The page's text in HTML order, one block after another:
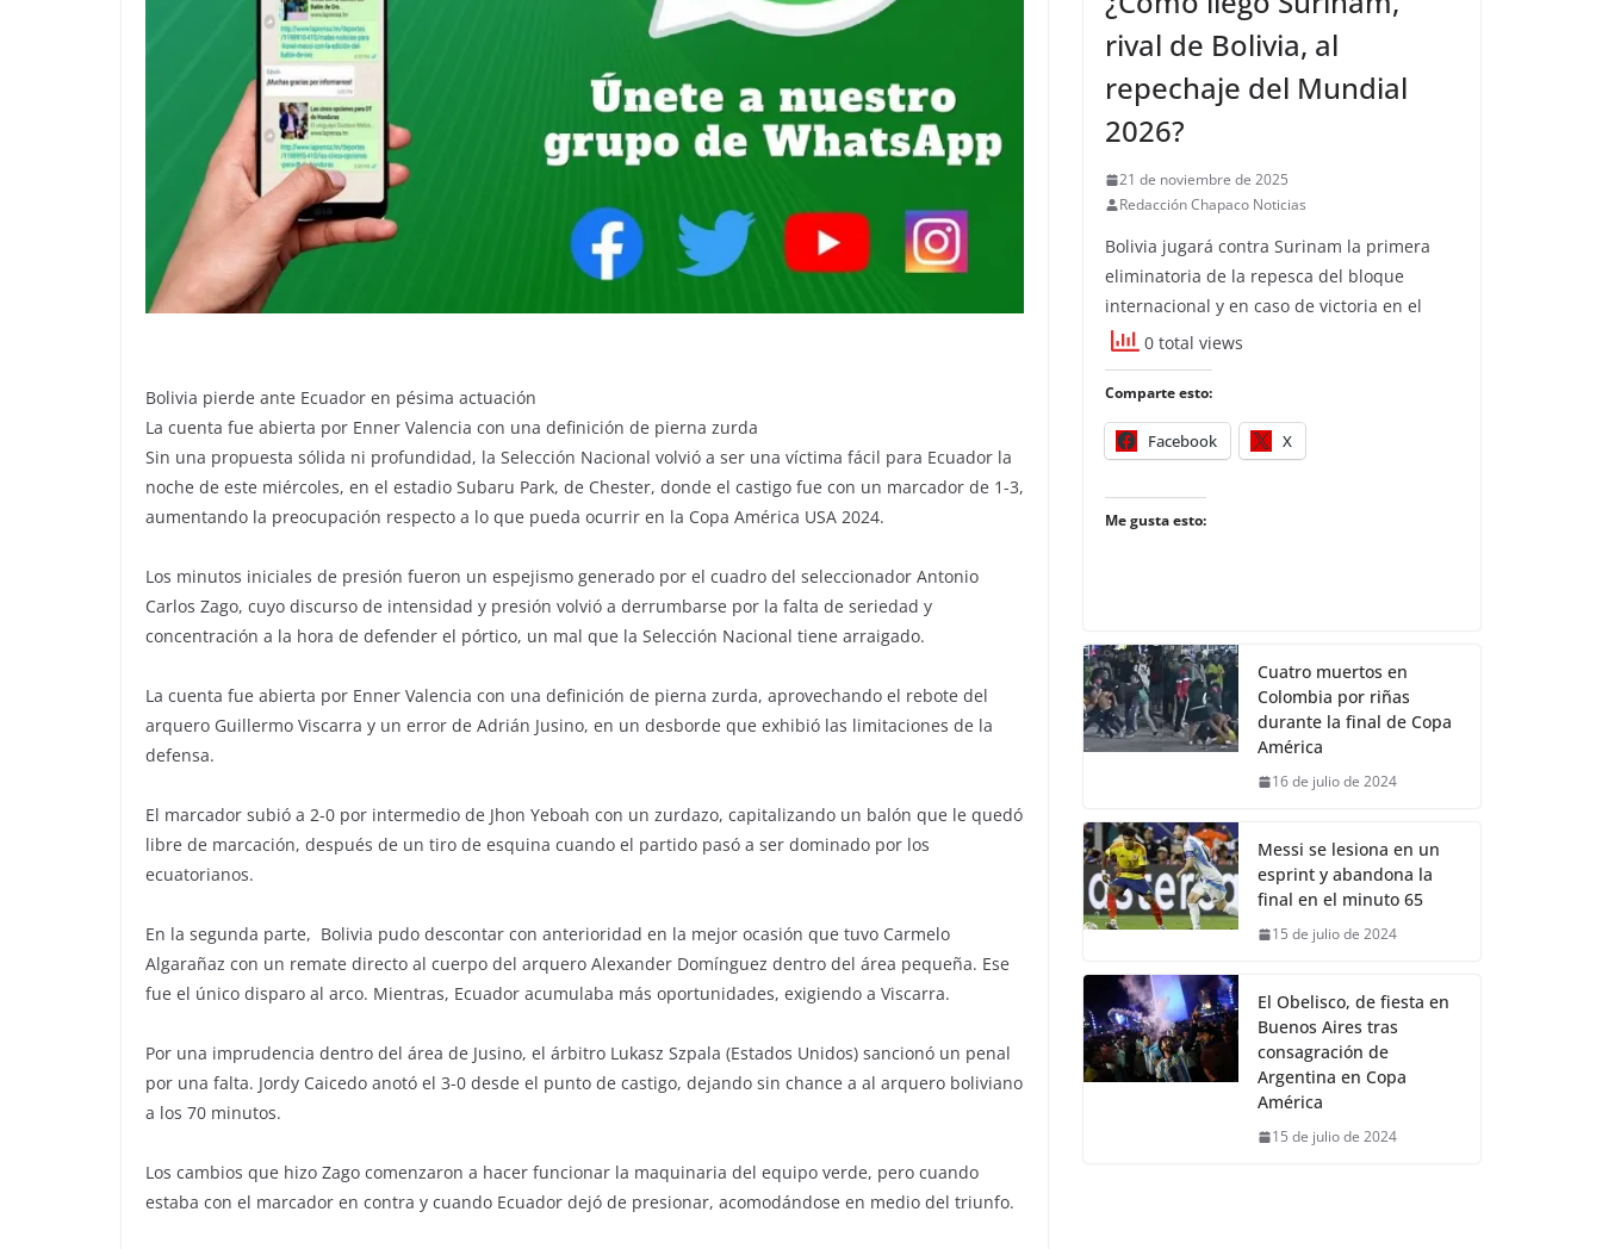
Bolivia pierde ante Ecuador en pésima actuación
La cuenta fue abierta por Enner Valencia con una definición de pierna zurda
Sin una propuesta sólida ni profundidad, la Selección Nacional volvió a ser una víctima fácil para Ecuador la
noche de este miércoles, en el estadio Subaru Park, de Chester, donde el castigo fue con un marcador de 1-3,
aumentando la preocupación respecto a lo que pueda ocurrir en la Copa América USA 2024.
Los minutos iniciales de presión fueron un espejismo generado por el cuadro del seleccionador Antonio
Carlos Zago, cuyo discurso de intensidad y presión volvió a derrumbarse por la falta de seriedad y
concentración a la hora de defender el pórtico, un mal que la Selección Nacional tiene arraigado.
La cuenta fue abierta por Enner Valencia con una definición de pierna zurda, aprovechando el rebote del
arquero Guillermo Viscarra y un error de Adrián Jusino, en un desborde que exhibió las limitaciones de la
defensa.
El marcador subió a 2-0 por intermedio de Jhon Yeboah con un zurdazo, capitalizando un balón que le quedó
libre de marcación, después de un tiro de esquina cuando el partido pasó a ser dominado por los
ecuatorianos.
En la segunda parte, Bolivia pudo descontar con anterioridad en la mejor ocasión que tuvo Carmelo
Algarañaz con un remate directo al cuerpo del arquero Alexander Domínguez dentro del área pequeña. Ese
fue el único disparo al arco. Mientras, Ecuador acumulaba más oportunidades, exigiendo a Viscarra.
Por una imprudencia dentro del área de Jusino, el árbitro Lukasz Szpala (Estados Unidos) sancionó un penal
por una falta. Jordy Caicedo anotó el 3-0 desde el punto de castigo, dejando sin chance a al arquero boliviano
a los 70 minutos.
Los cambios que hizo Zago comenzaron a hacer funcionar la maquinaria del equipo verde, pero cuando
estaba con el marcador en contra y cuando Ecuador dejó de presionar, acomodándose en medio del triunfo.
rival de Bolivia, al
repechaje del Mundial
2026?
21 de noviembre de 2025
Redacción Chapaco Noticias
Bolivia jugará contra Surinam la primera
eliminatoria de la repesca del bloque
internacional y en caso de victoria en el
0 total views
Comparte esto:
Facebook X
Me gusta esto:
Cuatro muertos en
Colombia por riñas
durante la final de Copa
América
16 de julio de 2024
Messi se lesiona en un
esprint y abandona la
final en el minuto 65
15 de julio de 2024
El Obelisco, de fiesta en
Buenos Aires tras
consagración de
Argentina en Copa
América
15 de julio de 2024